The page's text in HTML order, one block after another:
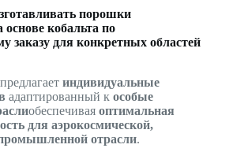
порошки
основе кобальта по
заказу для конкретных областей
индивидуальные
адаптированный к особые
обеспечивая оптимальная
для аэрокосмической,
отрасли.